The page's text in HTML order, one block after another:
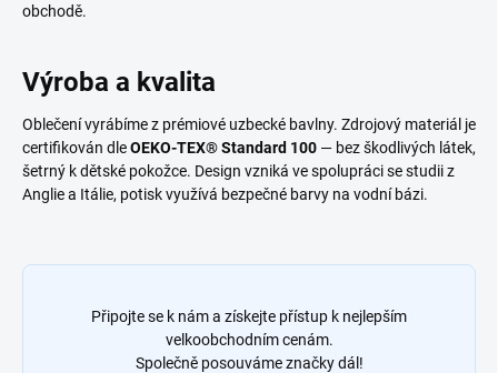
obchodě.
Výroba a kvalita
Oblečení vyrábíme z prémiové uzbecké bavlny. Zdrojový materiál je
certifikován dleOEKO-TEX® Standard 100 — bez škodlivých látek,
šetrný k dětské pokožce. Design vzniká ve spolupráci se studii z
Anglie a Itálie, potisk využívá bezpečné barvy na vodní bázi.
Připojte se k nám a získejte přístup k nejlepším
velkoobchodním cenám.
Společně posouváme značky dál!